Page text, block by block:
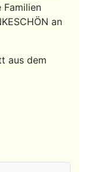
Familien
an
aus dem